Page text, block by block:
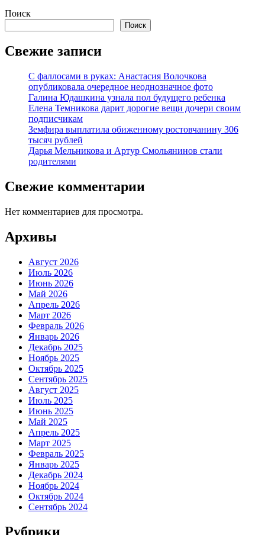
Поиск
Поиск
Свежие записи
С фаллосами в руках: Анастасия Волочкова
опубликовала очередное неоднозначное фото
Галина Юдашкина узнала пол будущего ребенка
Елена Темникова дарит дорогие вещи дочери своим
подписчикам
Земфира выплатила обиженному ростовчанину 306
тысяч рублей
Дарья Мельникова и Артур Смольянинов стали
родителями
Свежие комментарии
Нет комментариев для просмотра.
Архивы
Август 2026
Июль 2026
Июнь 2026
Май 2026
Апрель 2026
Март 2026
Февраль 2026
Январь 2026
Декабрь 2025
Ноябрь 2025
Октябрь 2025
Сентябрь 2025
Август 2025
Июль 2025
Июнь 2025
Май 2025
Апрель 2025
Март 2025
Февраль 2025
Январь 2025
Декабрь 2024
Ноябрь 2024
Октябрь 2024
Сентябрь 2024
Рубрики